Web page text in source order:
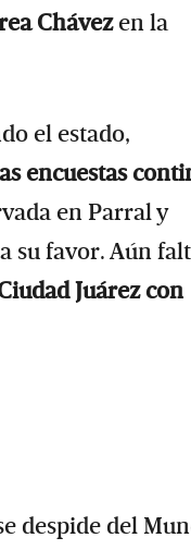
Chávezen la
el estado,
encuestas
en Parral y
su favor. Aún
Juárez con
despide del